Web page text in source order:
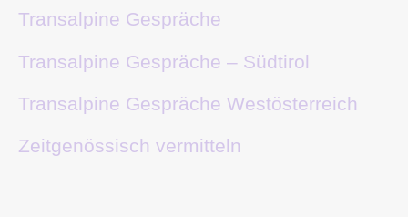
Transalpine Gespräche
Transalpine Gespräche – Südtirol
Transalpine Gespräche Westösterreich
Zeitgenössisch vermitteln